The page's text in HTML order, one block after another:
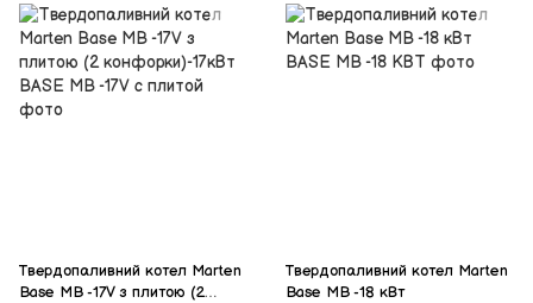
Твердопаливний котел Marten
Base MB -17V з плитою (2
Твердопаливний котел Marten
Base MB -18 кВт